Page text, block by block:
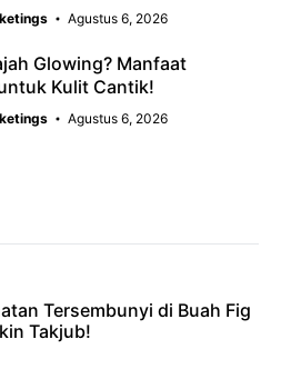
Agustus 6, 2026
Glowing? Manfaat
Kulit Cantik!
Agustus 6, 2026
Tersembunyi di Buah Fig
Takjub!